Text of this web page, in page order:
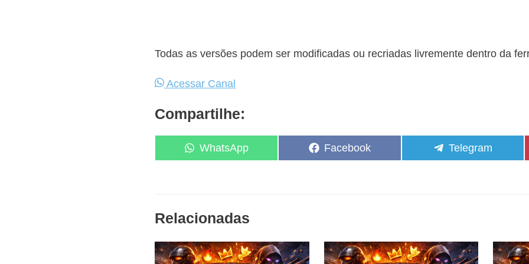
Todas as versões podem ser modificadas ou recriadas livremente dentro da
Acessar Canal
Compartilhe:
Share
on
WhatsApp
Share
on
Facebook
Share
on
Telegram
Relacionadas